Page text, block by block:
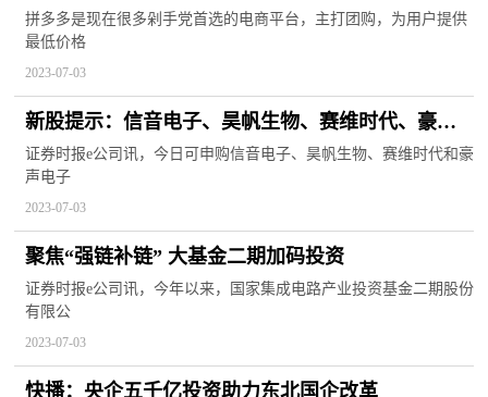
方法 拼多多优惠券领取教程
拼多多是现在很多剁手党首选的电商平台，主打团购，为用户提供
最低价格
2023-07-03
新股提示：信音电子、昊帆生物、赛维时代、豪声
电子今日申购
证券时报e公司讯，今日可申购信音电子、昊帆生物、赛维时代和豪
声电子
2023-07-03
聚焦“强链补链” 大基金二期加码投资
证券时报e公司讯，今年以来，国家集成电路产业投资基金二期股份
有限公
2023-07-03
快播：央企五千亿投资助力东北国企改革